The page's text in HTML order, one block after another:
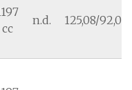
cc
n.d. 125,08/92,00